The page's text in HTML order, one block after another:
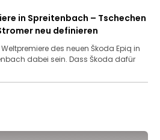
in Spreitenbach – Tschechen
neu definieren
des neuen Škoda Epiq in
dabei sein. Dass Škoda dafür